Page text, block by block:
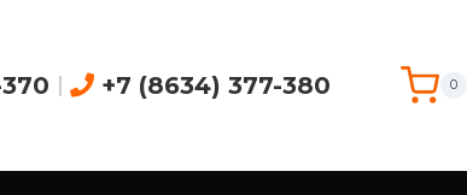
| +7 (8634) 377-380 0